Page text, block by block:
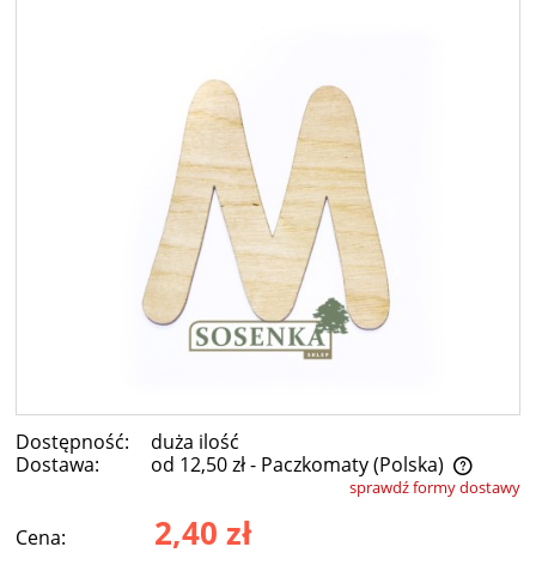
Dostępność:
duża ilość
Dostawa:
od 12,50 zł- Paczkomaty(Polska)
Cena nie zawiera ewentualnych kosztów płatnościsprawdź formy dostawy
Cena: 2,40 zł